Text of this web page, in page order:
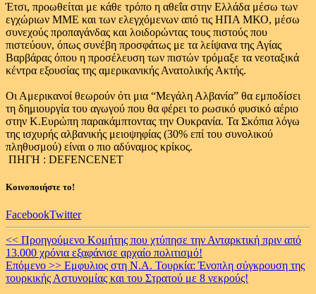
Έτσι, προωθείται με κάθε τρόπο η αθεΐα στην Ελλάδα μέσω των
εγχώριων ΜΜΕ και των ελεγχόμενων από τις ΗΠΑ ΜΚΟ, μέσω
συνεχούς προπαγάνδας και λοιδορώντας τους πιστούς που
πιστεύουν, όπως συνέβη προσφάτως με τα λείψανα της Αγίας
Βαρβάρας όπου η προσέλευση των πιστών τρόμαξε τα νεοταξικά
κέντρα εξουσίας της αμερικανικής Ανατολικής Ακτής.
Οι Αμερικανοί θεωρούν ότι μια “Μεγάλη Αλβανία” θα εμποδίσει
τη δημιουργία του αγωγού που θα φέρει το ρωσικό φυσικό αέριο
στην Κ.Ευρώπη παρακάμπτοντας την Ουκρανία. Τα Σκόπια λόγω
της ισχυρής αλβανικής μειοψηφίας (30% επί του συνολικού
πληθυσμού) είναι ο πιο αδύναμος κρίκος.
ΠΗΓΗ : DEFENCENET
Κοινοποιήστε το!
FacebookTwitter
Continue
Reading
<< Προηγούμενο Κομήτης που χτύπησε την Ανταρκτική πριν από
13.000 χρόνια εξαφάνισε αρχαίο πολιτισμό!
Επόμενο >> Εμφυλιος στη Ν.Α. Τουρκία: Ένοπλη σύγκρουση της
τουρκικής Αστυνομίας και του Στρατού με 8 νεκρούς!